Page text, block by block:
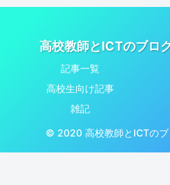
高校教師とICTのブロ
記事一覧
高校生向け記事
雑記
© 2020 高校教師とICTの